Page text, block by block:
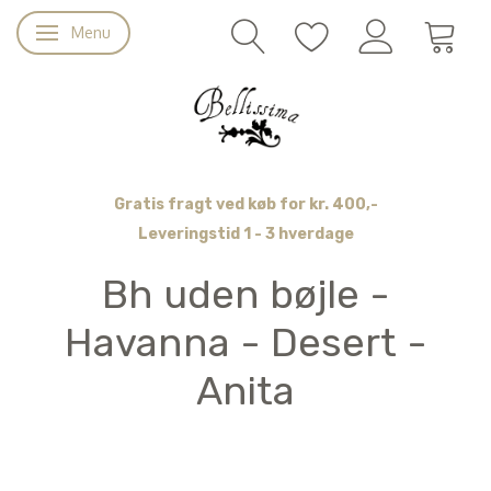
Skifte navigation
Menu
Gratis fragt ved køb for kr. 400,-
Leveringstid 1 - 3 hverdage
Bh uden bøjle -
Havanna - Desert -
Anita